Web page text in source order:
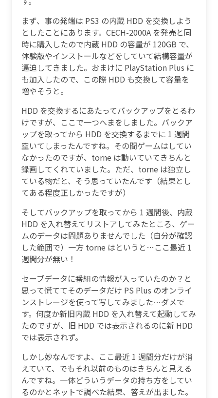
まず、事の発端は PS3 の内蔵 HDD を交換しよう
としたことにあります。CECH-2000A を発売と同
時に購入したので内蔵 HDD の容量が 120GB で、
体験版やインストールなどをしていて結構容量が
逼迫してきました。おまけに PlayStation Plus に
も加入したので、この際 HDD も交換して容量を
増やそうと。
HDD を交換するにあたってバックアップをとるわ
けですが、ここで一つへまをしました。バックア
ップを取ってから HDD を交換するまでに 1 週間
空いてしまったんですね。その間ゲームはしてい
なかったのですが、torne は動いていてきちんと
録画してくれていました。ただ、torne は独立し
ている物だと、そう思っていたんです（結果とし
てある程度正しかったですが）
そしてバックアップを取ってから 1 週間後、内蔵
HDD を入れ替えてリストアしてみたところ、ゲー
ムのデータは問題ありませんでした（自分が確認
した範囲で）一方 torne はというと…ここ最近 1
週間分が無い！
セーブデータに番組の情報が入っていたのか？と
思って慌ててそのデータだけ PS Plus のオンライ
ンストレージを使って写してみました…ダメで
す。何度か新旧内蔵 HDD を入れ替えて起動してみ
たのですが、旧 HDD では表示されるのに新 HDD
では表示されず。
しかし妙なんですよ、ここ最近 1 週間分だけが消
えていて、でもそれ以前のものはきちんと見える
んですね。一体どういうデータの持ち方をしてい
るのかとネットで調べた結果、答えが出ました。